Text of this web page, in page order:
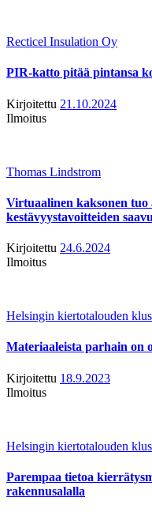
Recticel Insulation Oy
PIR-katto pitää pintansa
Kirjoitettu 21.10.2024
Ilmoitus
Thomas Lindstrom
Virtuaalinen kaksonen
kestävyystavoitteiden
Kirjoitettu 24.6.2024
Ilmoitus
Helsingin kiertotalouden
Materiaaleista parhain on
Kirjoitettu 18.9.2023
Ilmoitus
Helsingin kiertotalouden
Parempaa tietoa
rakennusalalla